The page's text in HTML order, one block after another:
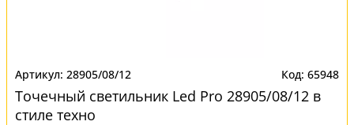
28905/08/12 65948
Точечный светильник Led Pro 28905/08/12 в
стиле техно